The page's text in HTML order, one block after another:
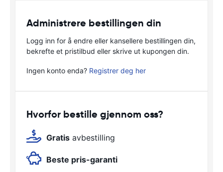
Administrere bestillingen din
Logg inn for å endre eller kansellere bestillingen din,
bekrefte et pristilbud eller skrive ut kupongen din.
Ingen konto enda? Registrer deg her
Hvorfor bestille gjennom oss?
Gratis avbestilling
Beste pris-garanti